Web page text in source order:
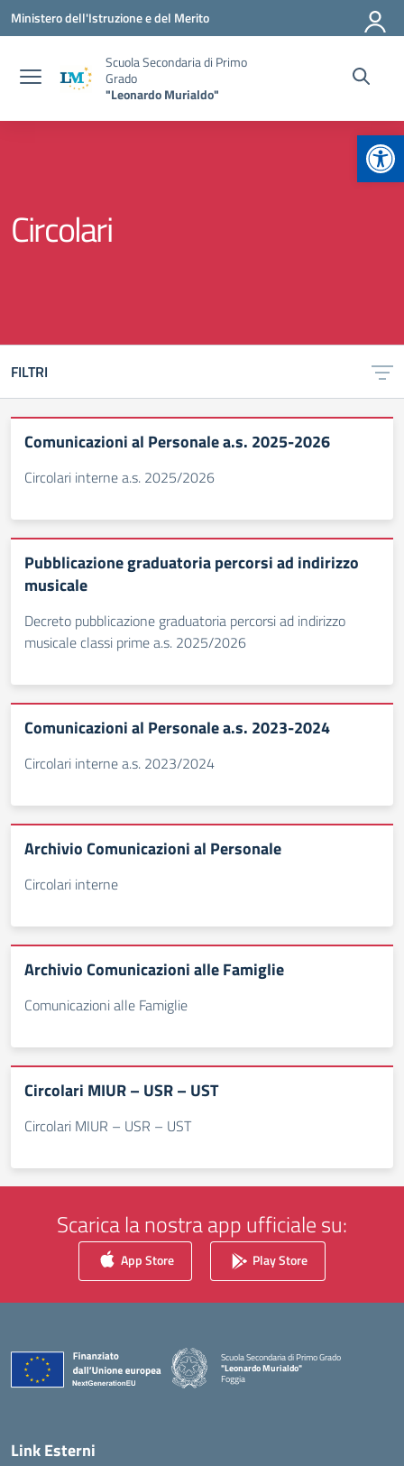
Vai ai contenuti
Vai al menu di navigazione
Vai al footer
Ministero dell'Istruzione e del Merito
Scuola Secondaria di Primo
Grado
"Leonardo Murialdo"
Circolari
FILTRI
Comunicazioni al Personale a.s. 2025-2026
Circolari interne a.s. 2025/2026
Pubblicazione graduatoria percorsi ad indirizzo
musicale
Decreto pubblicazione graduatoria percorsi ad indirizzo
musicale classi prime a.s. 2025/2026
Comunicazioni al Personale a.s. 2023-2024
Circolari interne a.s. 2023/2024
Archivio Comunicazioni al Personale
Circolari interne
Archivio Comunicazioni alle Famiglie
Comunicazioni alle Famiglie
Circolari MIUR – USR – UST
Circolari MIUR – USR – UST
Scarica la nostra app ufficiale su:
App Store Play Store
Scuola Secondaria di Primo Grado
"Leonardo Murialdo"
Foggia
— Visita la pagina iniziale della scuola
Link Esterni